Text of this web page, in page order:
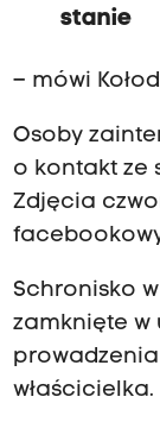
stanie
– mówi
Osoby
o kontakt ze
Zdjęcia
Schronisko
zamknięte w